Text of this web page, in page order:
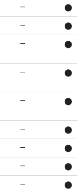
— ⬤
— ⬤
— ⬤
— ⬤
— ⬤
— ⬤
— ⬤
— ⬤
— ⬤